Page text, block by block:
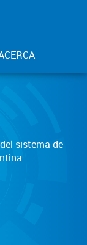
sistema de